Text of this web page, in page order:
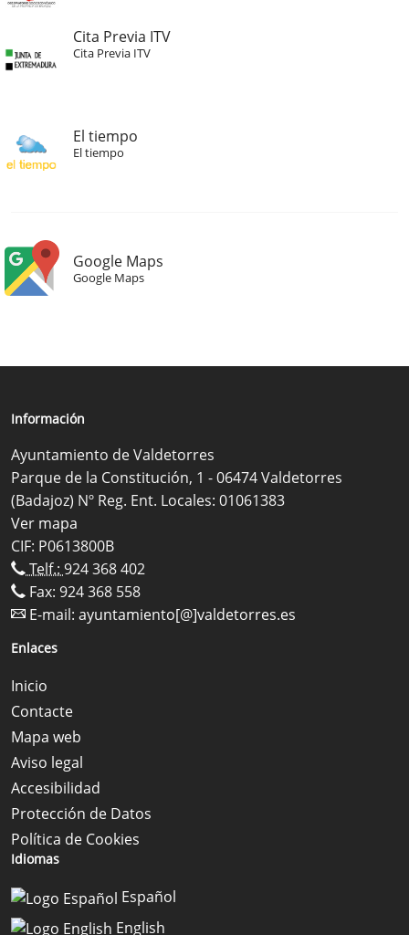
Cita Previa ITV
Cita Previa ITV
El tiempo
El tiempo
Google Maps
Google Maps
Información
Ayuntamiento de Valdetorres
Parque de la Constitución, 1 - 06474 Valdetorres
(Badajoz) Nº Reg. Ent. Locales: 01061383
Ver mapa
CIF: P0613800B
Telf.: 924 368 402
Fax: 924 368 558
E-mail: ayuntamiento[@]valdetorres.es
Enlaces
Inicio
Contacte
Mapa web
Aviso legal
Accesibilidad
Protección de Datos
Política de Cookies
Idiomas
Español
English